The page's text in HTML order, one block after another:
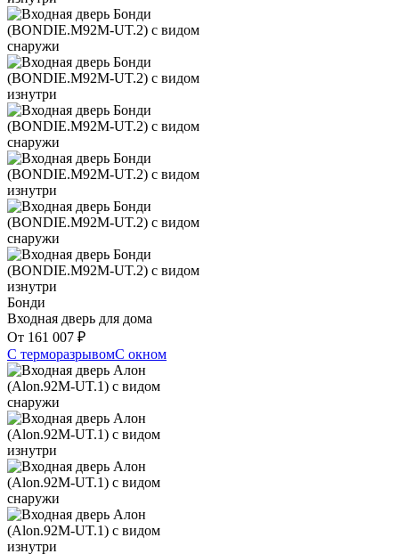
Бонди
Входная дверь для дома
От 161 007 ₽
С терморазрывомС окном